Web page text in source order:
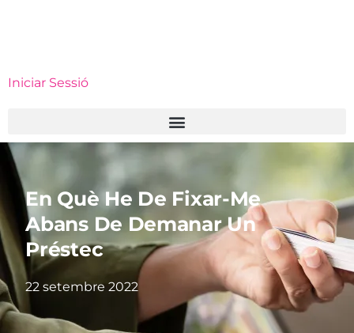
Iniciar Sessió
En Què He De Fixar-Me
Abans De Demanar Un
Préstec
22 setembre 2022